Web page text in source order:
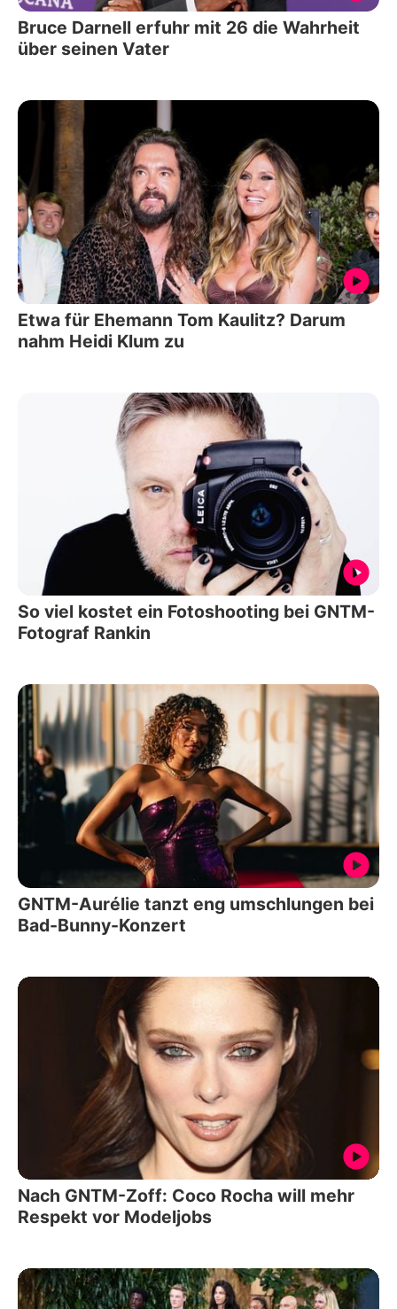
Bruce Darnell erfuhr mit 26 die Wahrheit
über seinen Vater
Etwa für Ehemann Tom Kaulitz? Darum
nahm Heidi Klum zu
So viel kostet ein Fotoshooting bei GNTM-
Fotograf Rankin
GNTM-Aurélie tanzt eng umschlungen bei
Bad-Bunny-Konzert
Nach GNTM-Zoff: Coco Rocha will mehr
Respekt vor Modeljobs